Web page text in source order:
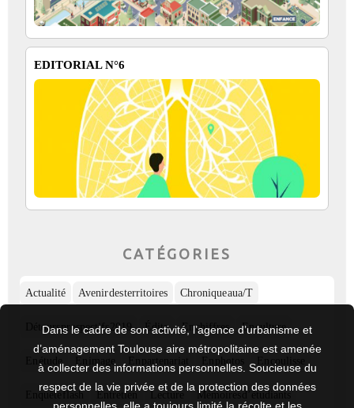
EDITORIAL N°6
CATÉGORIES
Actualité Avenir des territoires Chronique aua/T
Détours prospectifs 2019 Édito En chiffres En culture
En étude En image En partenariat En photos En coulisse
Enquête flash Entretien Mémoires d’étudiants
Dans le cadre de son activité, l’agence d’urbanisme et
d’aménagement Toulouse aire métropolitaine est amenée
à collecter des informations personnelles. Soucieuse du
respect de la vie privée et de la protection des données